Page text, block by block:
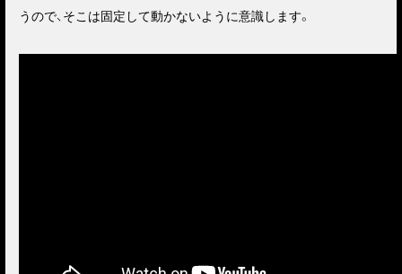
うので、そこは固定して動かないように意識します。